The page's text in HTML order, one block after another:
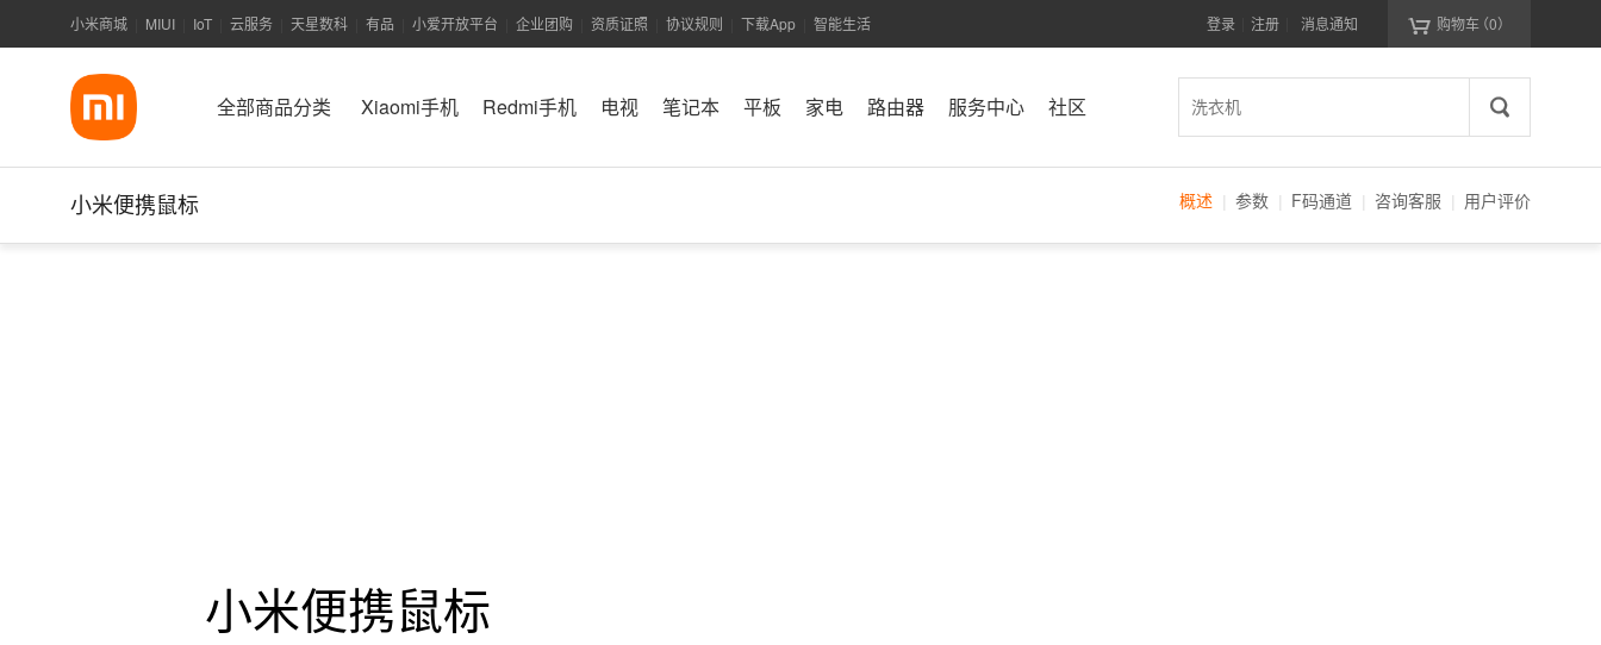
小米商城 MIUI IoT 云服务 天星数科 有品 小爱开放平台 企业团购 资质证照 协议规则 下载App 智能生活  购物车（0）
登录 注册 消息通知
全部商品分类 Xiaomi手机 Redmi手机 电视 笔记本 平板 家电 路由器 服务中心 社区
小米便携鼠标 概述 | 参数 | F码通道 | 咨询客服 | 用户评价
小米便携鼠标